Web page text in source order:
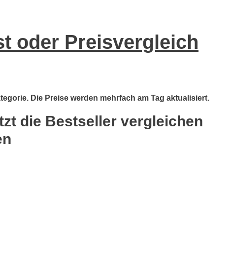
oder Preisvergleich
Die Preise werden mehrfach am Tag aktualisiert.
die Bestseller vergleichen